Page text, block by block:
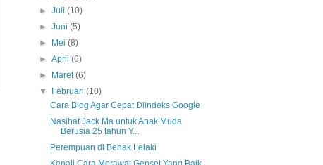
►Juli(10)
►Juni(5)
► Mei(8)
►April(6)
► Maret(6)
▼ Februari(10)
Cara Blog Agar Cepat Diindeks Google
Nasihat Jack Ma untuk Anak Muda
Berusia 25 tahun Y...
Perempuan di Benak Lelaki